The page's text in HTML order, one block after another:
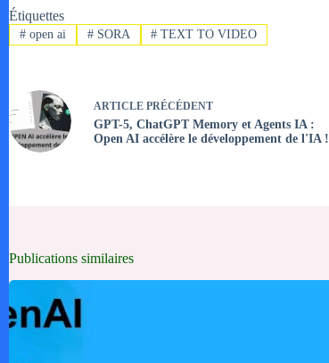
Étiquettes
#open ai #SORA # TEXT TO VIDEO
ARTICLE PRÉCÉDENT
GPT-5, ChatGPT Memory et Agents IA :
Open AI accélère le développement de l'IA !
Publications similaires